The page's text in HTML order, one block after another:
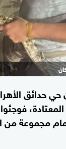
حدائق
مجموعة من